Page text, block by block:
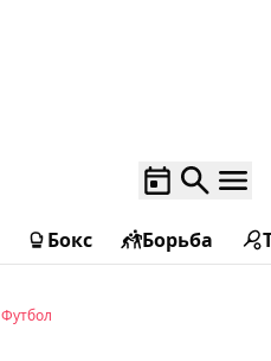
Бокс Борьба
Футбол